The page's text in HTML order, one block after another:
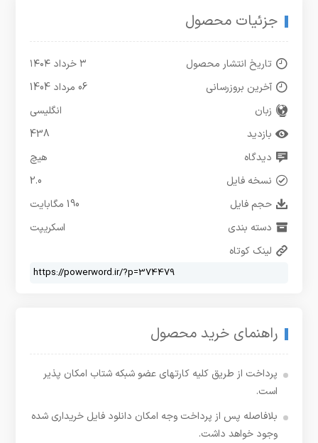
جزئیات محصول
تاریخ انتشار محصول
۳ خرداد ۱۴۰۴
آخرین بروزرسانی
06 مرداد 1404
زبان
انگلیسی
بازدید
438
دیدگاه
هیچ
نسخه فایل
2.0
حجم فایل
190 مگابایت
دسته بندی
اسکریپت
لینک کوتاه
راهنمای خرید محصول
پرداخت از طریق کلیه کارتهای عضو شبکه شتاب امکان پذیر
است.
بلافاصله پس از پرداخت وجه امکان دانلود فایل خریداری شده
وجود خواهد داشت.